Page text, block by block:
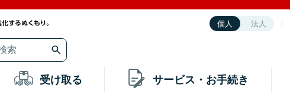
個人 法人
受け取る サービス・お手続き